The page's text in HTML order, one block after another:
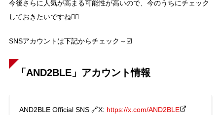
今後さらに人気が高まる可能性が高いので、今のうちにチェック
しておきたいですね☝🏻
SNSアカウントは下記からチェック～☑️
「AND2BLE」アカウント情報
AND2BLE Official SNS 🔗X: https://x.com/AND2BLE